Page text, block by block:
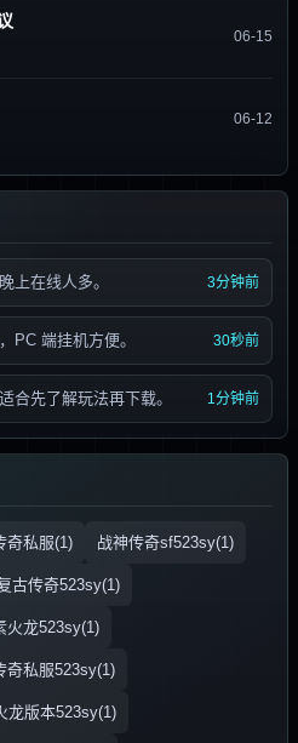
06-15
06-12
上在线人多。 3分钟前
PC 端挂机方便。 30秒前
合先了解玩法再下载。 1分钟前
奇私服(1) 战神传奇sf523sy(1)
古传奇523sy(1)
火龙523sy(1)
奇私服523sy(1)
龙版本523sy(1)